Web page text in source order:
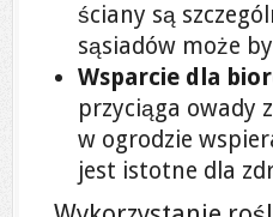
ściany są
sąsiadów może
Wsparcie dla
przyciąga owady
w ogrodzie
jest istotne dla